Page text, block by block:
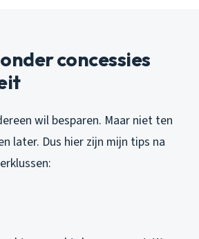
concessies
wil besparen. Maar niet ten
later. Dus hier zijn mijn tips na